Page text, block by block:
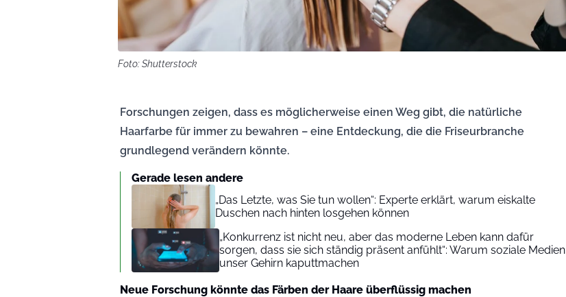
Foto: Shutterstock
Forschungen zeigen, dass es möglicherweise einen Weg gibt, die natürliche
Haarfarbe für immer zu bewahren – eine Entdeckung, die die Friseurbranche
grundlegend verändern könnte.
Gerade lesen andere
„Das Letzte, was Sie tun wollen“: Experte erklärt, warum eiskalte
Duschen nach hinten losgehen können
„Konkurrenz ist nicht neu, aber das moderne Leben kann dafür
sorgen, dass sie sich ständig präsent anfühlt“: Warum soziale Medien
unser Gehirn kaputtmachen
Neue Forschung könnte das Färben der Haare überflüssig machen